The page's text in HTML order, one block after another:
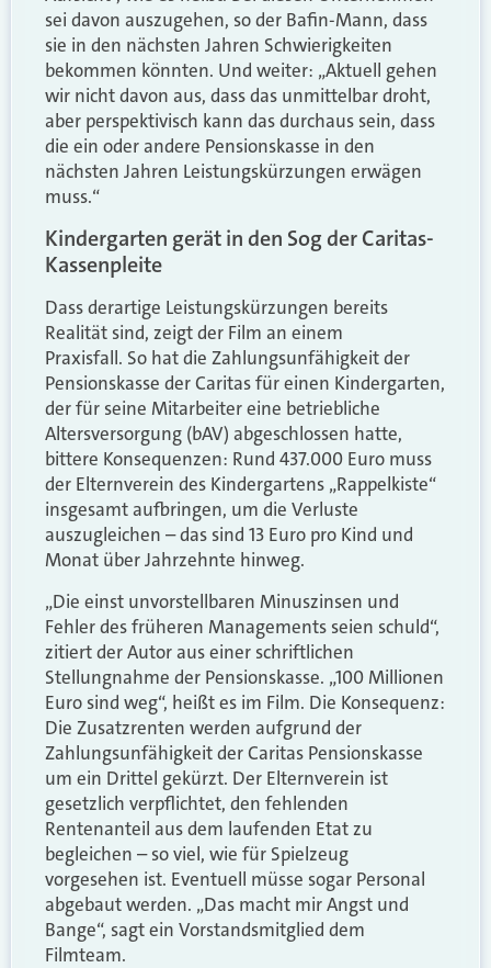
sei davon auszugehen, so der Bafin-Mann, dass
sie in den nächsten Jahren Schwierigkeiten
bekommen könnten. Und weiter: „Aktuell gehen
wir nicht davon aus, dass das unmittelbar droht,
aber perspektivisch kann das durchaus sein, dass
die ein oder andere Pensionskasse in den
nächsten Jahren Leistungskürzungen erwägen
muss.“
Kindergarten gerät in den Sog der Caritas-
Kassenpleite
Dass derartige Leistungskürzungen bereits
Realität sind, zeigt der Film an einem
Praxisfall. So hat die Zahlungsunfähigkeit der
Pensionskasse der Caritas für einen Kindergarten,
der für seine Mitarbeiter eine betriebliche
Altersversorgung (bAV) abgeschlossen hatte,
bittere Konsequenzen: Rund 437.000 Euro muss
der Elternverein des Kindergartens „Rappelkiste“
insgesamt aufbringen, um die Verluste
auszugleichen – das sind 13 Euro pro Kind und
Monat über Jahrzehnte hinweg.
„Die einst unvorstellbaren Minuszinsen und
Fehler des früheren Managements seien schuld“,
zitiert der Autor aus einer schriftlichen
Stellungnahme der Pensionskasse. „100 Millionen
Euro sind weg“, heißt es im Film. Die Konsequenz:
Die Zusatzrenten werden aufgrund der
Zahlungsunfähigkeit der Caritas Pensionskasse
um ein Drittel gekürzt. Der Elternverein ist
gesetzlich verpflichtet, den fehlenden
Rentenanteil aus dem laufenden Etat zu
begleichen – so viel, wie für Spielzeug
vorgesehen ist. Eventuell müsse sogar Personal
abgebaut werden. „Das macht mir Angst und
Bange“, sagt ein Vorstandsmitglied dem
Filmteam.